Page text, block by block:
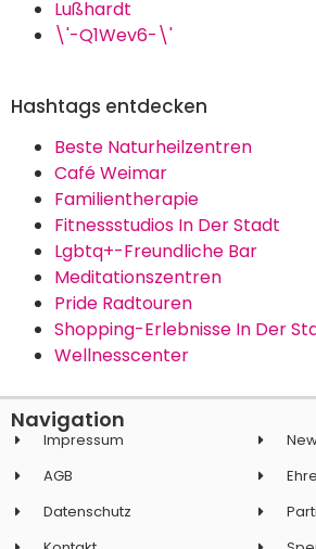
Lußhardt
\'-Q1Wev6-\'
Hashtags entdecken
Beste Naturheilzentren
Café Weimar
Familientherapie
Fitnessstudios In Der Stadt
Lgbtq+-Freundliche Bar
Meditationszentren
Pride Radtouren
Shopping-Erlebnisse In Der
Wellnesscenter
Navigation
Impressum
AGB
Datenschutz